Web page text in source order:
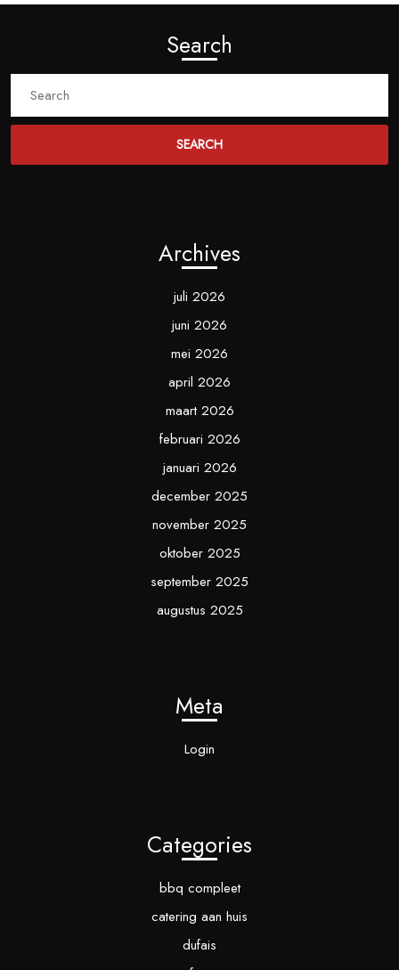
Search
Archives
juli 2026
juni 2026
mei 2026
april 2026
maart 2026
februari 2026
januari 2026
december 2025
november 2025
oktober 2025
september 2025
augustus 2025
Meta
Login
Categories
bbq compleet
catering aan huis
dufais